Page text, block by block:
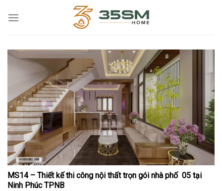
MS14 – Thiết kế thi công nội thất trọn gói nhà phố  05 tại
Ninh Phúc TPNB